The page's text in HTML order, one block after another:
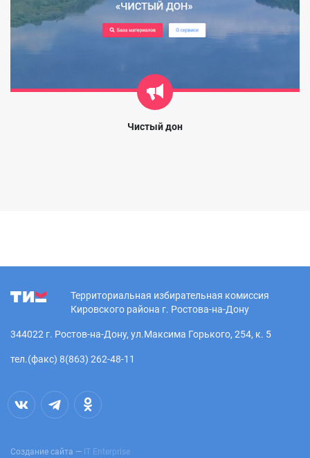
Чистый дон
Территориальная избирательная комиссия
Кировского района г. Ростова-на-Дону
344022 г. Ростов-на-Дону, ул.Максима Горького, 254, к. 5
тел.(факс) 8(863) 262-48-11
Создание сайта — IT Enterprise